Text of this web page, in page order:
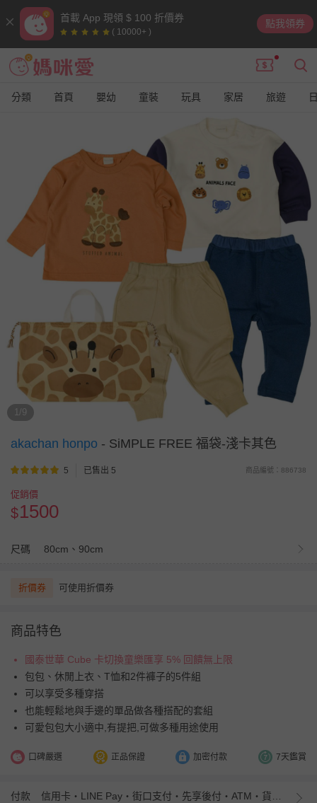
首載 App 現領 $ 100 折價券
( 10000+ )
點我領券
分類 首頁 嬰幼 童裝 玩具 家居 旅遊
1/9
akachan honpo - SiMPLE FREE 福袋-淺卡其色
5 已售出 5 商品編號：886738
促銷價
$1500
尺碼 80cm、90cm
折價券 可使用折價券
商品特色
國泰世華 Cube 卡切換童樂匯享 5% 回饋無上限
包包、休閒上衣、T恤和2件褲子的5件組
可以享受多種穿搭
也能輕鬆地與手邊的單品做各種搭配的套組
可愛包包大小適中,有提把,可做多種用途使用
口碑嚴選 正品保證 加密付款 7天鑑賞
付款